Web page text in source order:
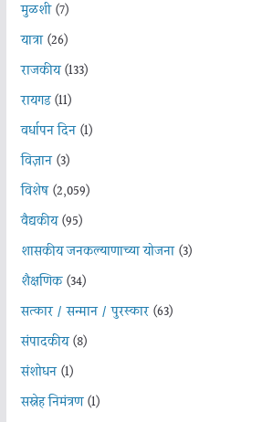
मुळशी(7)
यात्रा(26)
राजकीय(133)
रायगड(11)
वर्धापन दिन(1)
विज्ञान(3)
विशेष(2,059)
वैद्यकीय(95)
शासकीय जनकल्याणाच्या योजना(3)
शैक्षणिक(34)
सत्कार / सन्मान / पुरस्कार(63)
संपादकीय(8)
संशोधन(1)
सस्नेह निमंत्रण(1)